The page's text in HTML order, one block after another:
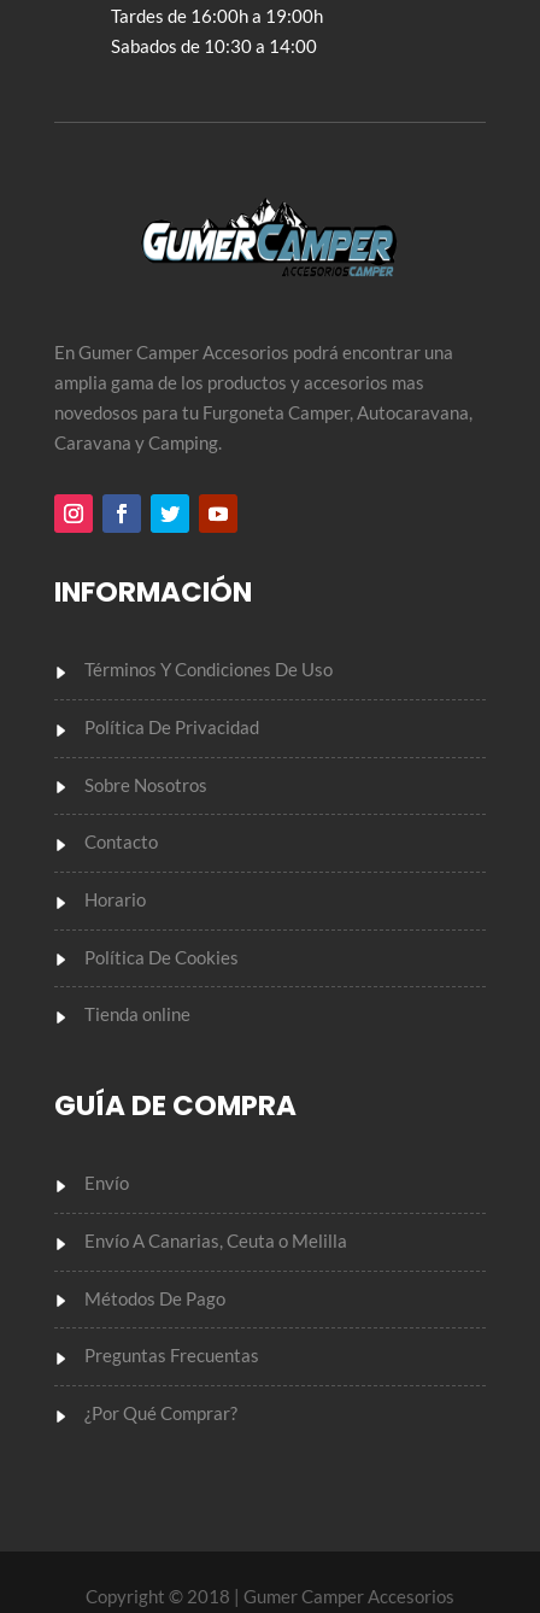
Tardes de 16:00h a 19:00h
Sabados de 10:30 a 14:00
En Gumer Camper Accesorios podrá encontrar una
amplia gama de los productos y accesorios mas
novedosos para tu Furgoneta Camper, Autocaravana,
Caravana y Camping.
INFORMACIÓN
Términos Y Condiciones De Uso
Política De Privacidad
Sobre Nosotros
Contacto
Horario
Política De Cookies
Tienda online
GUÍA DE COMPRA
Envío
Envío A Canarias, Ceuta o Melilla
Métodos De Pago
Preguntas Frecuentas
¿Por Qué Comprar?
Copyright © 2018 | Gumer Camper Accesorios